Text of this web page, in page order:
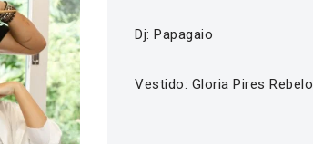
Dj: Papagaio
Vestido: Gloria Pires Rebelo